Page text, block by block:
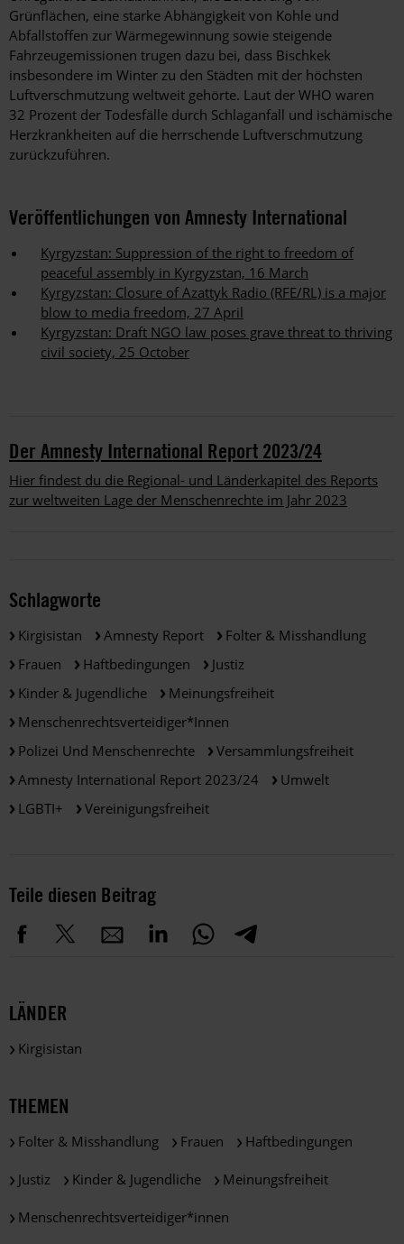
Grünflächen, eine starke Abhängigkeit von Kohle und
Abfallstoffen zur Wärmegewinnung sowie steigende
Fahrzeugemissionen trugen dazu bei, dass Bischkek
insbesondere im Winter zu den Städten mit der höchsten
Luftverschmutzung weltweit gehörte. Laut der WHO waren
32 Prozent der Todesfälle durch Schlaganfall und ischämische
Herzkrankheiten auf die herrschende Luftverschmutzung
zurückzuführen.
Veröffentlichungen von Amnesty International
Kyrgyzstan: Suppression of the right to freedom of
peaceful assembly in Kyrgyzstan, 16 March
Kyrgyzstan: Closure of Azattyk Radio (RFE/RL) is a major
blow to media freedom, 27 April
Kyrgyzstan: Draft NGO law poses grave threat to thriving
civil society, 25 October
Der Amnesty International Report 2023/24
Hier findest du die Regional- und Länderkapitel des Reports
zur weltweiten Lage der Menschenrechte im Jahr 2023
Schlagworte
Kirgisistan Amnesty Report
Folter & Misshandlung
Frauen
Haftbedingungen
Justiz
Kinder & Jugendliche
Meinungsfreiheit
Menschenrechtsverteidiger*innen
Polizei Und Menschenrechte
Versammlungsfreiheit
Amnesty International Report 2023/24
Umwelt
LGBTI+
Vereinigungsfreiheit
Teile diesen Beitrag
LÄNDER
Kirgisistan
THEMEN
Folter & Misshandlung Frauen Haftbedingungen
Justiz Kinder & Jugendliche Meinungsfreiheit
Menschenrechtsverteidiger*innen